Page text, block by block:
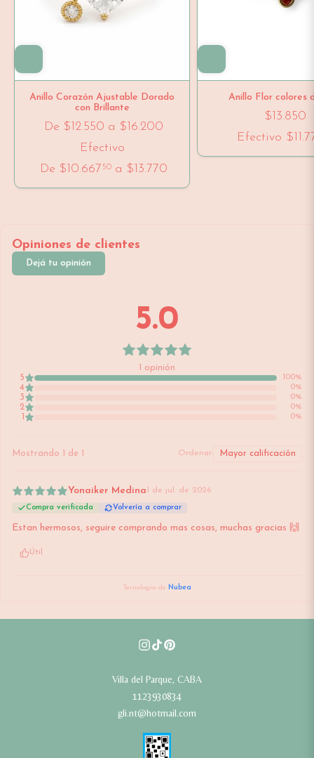
Anillo Corazón Ajustable Dorado
con Brillante
De $12.550 a $16.200
Efectivo
De $10.667 50 a $13.770
Anillo Flor colores
$13.850
Efectivo
Opiniones de clientes
Dejá tu opinión
5.0
1 opinión
5
100%
4 0%
3 0%
2 0%
1 0%
Mostrando 1 de 1 Ordenar:
Yonaiker Medina 1 de jul. de 2026
Compra verificada Volvería a comprar
Estan hermosos, seguire comprando mas cosas, muchas gracias 🙌
Útil
Tecnología de Nubea
Villa del Parque, CABA
1123930834
gli.nt@hotmail.com